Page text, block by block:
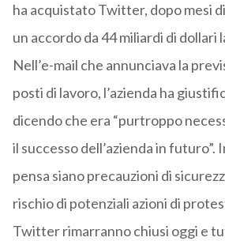
ha acquistato Twitter, dopo mesi
un accordo da 44 miliardi di dollari
Nell’e-mail che annunciava la
posti di lavoro, l’azienda ha
dicendo che era “purtroppo
il successo dell’azienda in futuro”.
pensa siano precauzioni di
rischio di potenziali azioni di
Twitter rimarranno chiusi oggi e